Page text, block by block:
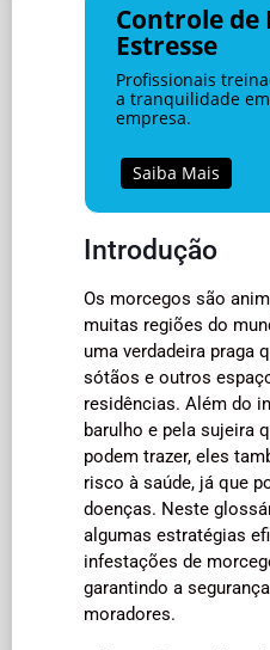
Controle de
Estresse
Profissionais
a tranquilidade
empresa.
Saiba Mais
Introdução
Os morcegos são
muitas regiões do
uma verdadeira praga
sótãos e outros
residências. Além do
barulho e pela sujeira
podem trazer, eles
risco à saúde, já que
doenças. Neste
algumas estratégias
infestações de
garantindo a
moradores.